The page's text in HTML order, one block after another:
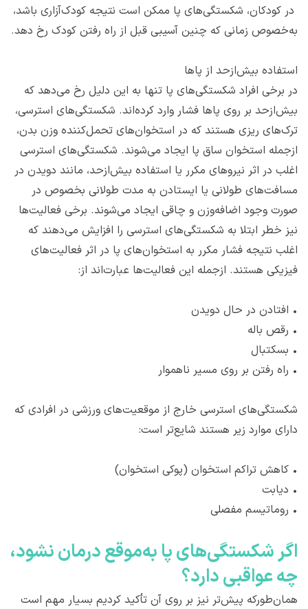
در کودکان، شکستگی‌های پا ممکن است نتیجه کودک‌آزاری باشد،
به‌خصوص زمانی که چنین آسیبی قبل از راه رفتن کودک رخ دهد.
استفاده بیش‌ازحد از پاها
در برخی افراد شکستگی‌های پا تنها به این دلیل رخ می‌دهد که
بیش‌ازحد بر روی پاها فشار وارد کرده‌اند. شکستگی‌های استرسی،
ترک‌های ریزی هستند که در استخوان‌های تحمل‌کننده وزن بدن،
ازجمله استخوان ساق پا ایجاد می‌شوند. شکستگی‌های استرسی
اغلب در اثر نیروهای مکرر یا استفاده بیش‌ازحد، مانند دویدن در
مسافت‌های طولانی یا ایستادن به مدت طولانی بخصوص در
صورت وجود اضافه‌وزن و چاقی ایجاد می‌شوند. برخی فعالیت‌ها
نیز خطر ابتلا به شکستگی‌های استرسی را افزایش می‌دهند که
اغلب نتیجه فشار مکرر به استخوان‌های پا در اثر فعالیت‌های
فیزیکی هستند. ازجمله این فعالیت‌ها عبارت‌اند از:
• افتادن در حال دویدن
• رقص باله
• بسکتبال
• راه رفتن بر روی مسیر ناهموار
شکستگی‌های استرسی خارج از موقعیت‌های ورزشی در افرادی که
دارای موارد زیر هستند شایع‌تر است:
• کاهش تراکم استخوان (پوکی استخوان)
• دیابت
• روماتیسم مفصلی
اگر شکستگی‌های پا به‌موقع درمان نشود،
چه عواقبی دارد؟
همان‌طورکه پیش‌تر نیز بر روی آن تأکید کردیم بسیار مهم است